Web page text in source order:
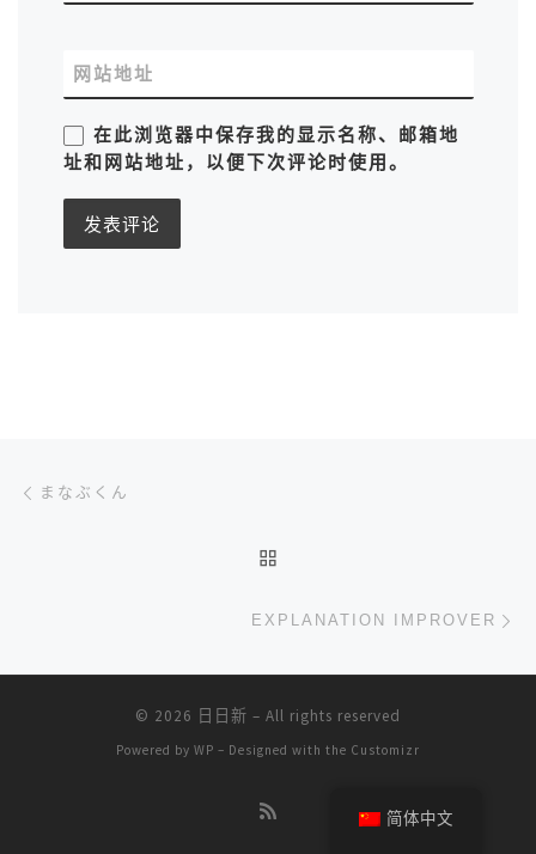
网站地址
在此浏览器中保存我的显示名称、邮箱地
址和网站地址，以便下次评论时使用。
文章导航
まなぶくん
EXPLANATION IMPROVER
© 2026 日日新 – All rights reserved
Powered by WP – Designed with the Customizr
简体中文